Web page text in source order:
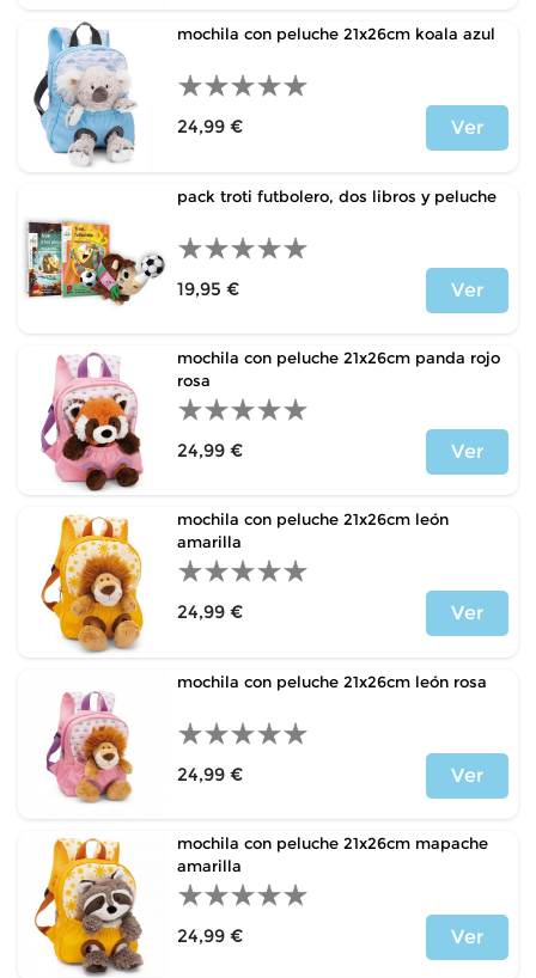
mochila con peluche 21x26cm koala azul
24,99 €
Ver
pack troti futbolero, dos libros y peluche
19,95 €
Ver
mochila con peluche 21x26cm panda rojo
rosa
24,99 €
Ver
mochila con peluche 21x26cm león
amarilla
24,99 €
Ver
mochila con peluche 21x26cm león rosa
24,99 €
Ver
mochila con peluche 21x26cm mapache
amarilla
24,99 €
Ver